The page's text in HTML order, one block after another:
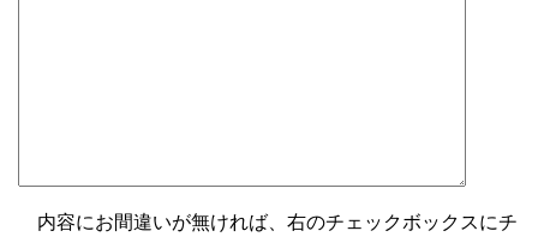
内容にお間違いが無ければ、右のチェックボックスにチ